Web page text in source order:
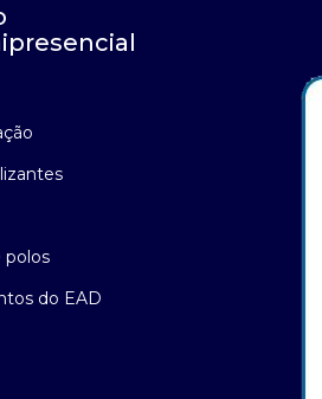
polos
do EAD